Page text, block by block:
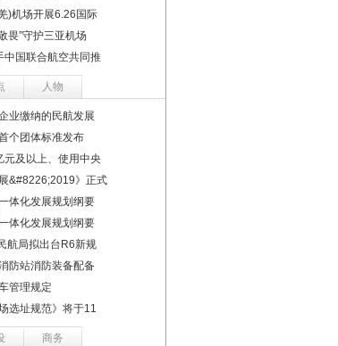
)机场开展6.26国际
畏”守护三亚机场
中国联合航空共同推
人物
业缴纳的民航发展
个团体标准发布
元及以上、使用中央
&#8226;2019》正式
体化发展规划纲要
体化发展规划纲要
航局拟出台R6新规
防站消防装备配备
管理规定
选址规范》将于11
商务